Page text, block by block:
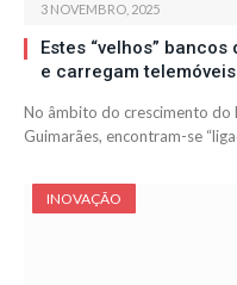
3 NOVEMBRO, 2025
Estes “velhos”
e carregam telemóveis
No âmbito do crescimento
Guimarães, encontram-se
INOVAÇÃO